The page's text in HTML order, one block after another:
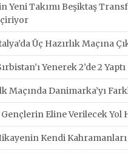
Yeni Takımı Beşiktaş
Üç Hazırlık Maçına
Yenerek 2’de 2 Yaptı
Maçında Danimarka’yı
Gençlerin Eline Verilecek Yol
Kendi Kahramanları